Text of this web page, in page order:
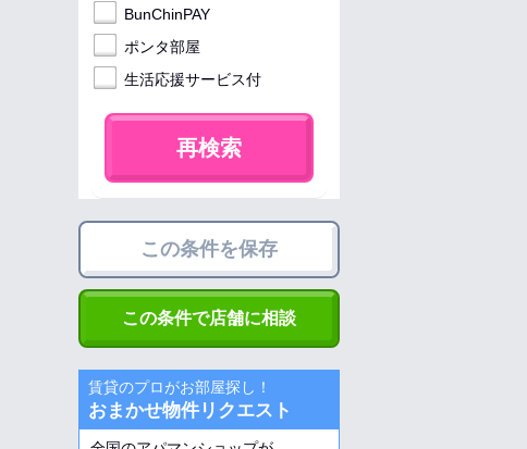
BunChinPAY
ポンタ部屋
生活応援サービス付
再検索
この条件を保存
この条件で店舗に相談
賃貸のプロがお部屋探し！
おまかせ物件リクエスト